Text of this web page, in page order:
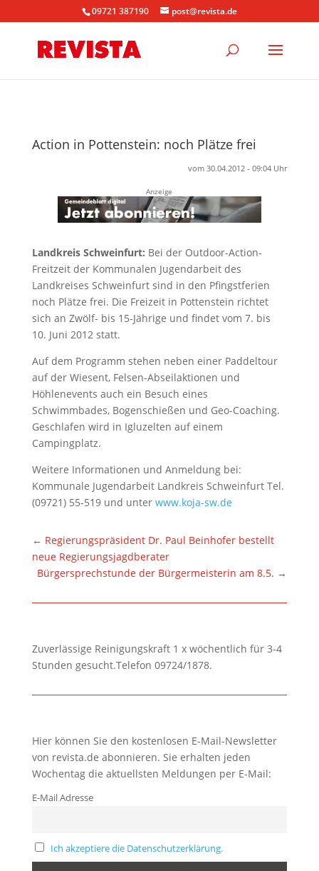
09721 387190 post@revista.de
Action in Pottenstein: noch Plätze frei
vom 30.04.2012 - 09:04 Uhr
Anzeige
Landkreis Schweinfurt: Bei der Outdoor-Action-
Freitzeit der Kommunalen Jugendarbeit des
Landkreises Schweinfurt sind in den Pfingstferien
noch Plätze frei. Die Freizeit in Pottenstein richtet
sich an Zwölf- bis 15-Jährige und findet vom 7. bis
10. Juni 2012 statt.
Auf dem Programm stehen neben einer Paddeltour
auf der Wiesent, Felsen-Abseilaktionen und
Höhlenevents auch ein Besuch eines
Schwimmbades, Bogenschießen und Geo-Coaching.
Geschlafen wird in Igluzelten auf einem
Campingplatz.
Weitere Informationen und Anmeldung bei:
Kommunale Jugendarbeit Landkreis Schweinfurt Tel.
(09721) 55-519 und unter www.koja-sw.de
← Regierungspräsident Dr. Paul Beinhofer bestellt
neue Regierungsjagdberater
Bürgersprechstunde der Bürgermeisterin am 8.5. →
Zuverlässige Reinigungskraft 1 x wöchentlich für 3-4
Stunden gesucht.Telefon 09724/1878.
Hier können Sie den kostenlosen E-Mail-Newsletter
von revista.de abonnieren. Sie erhalten jeden
Wochentag die aktuellsten Meldungen per E-Mail:
E-Mail Adresse
Ich akzeptiere die Datenschutzerklärung.